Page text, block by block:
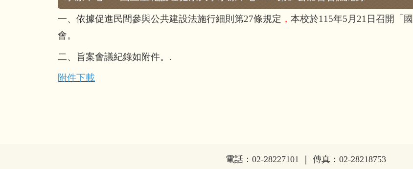
一、依據促進民間參與公共建設法施行細則第27條規定 ， 本校於115年5月21日召開「
會。
二、旨案會議紀錄如附件。.
附件下載
電話：02-28227101 ｜ 傳真：02-28218753